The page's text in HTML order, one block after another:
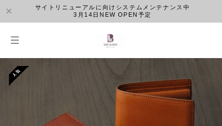
サイトリニューアルに向けシステムメンテナンス中
3月14日NEW OPEN予定